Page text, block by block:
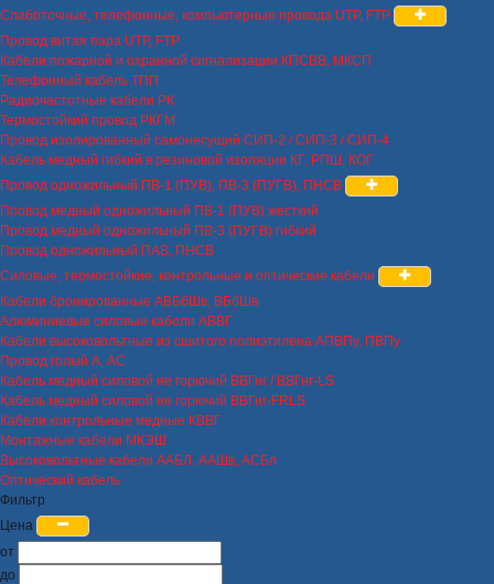
Слаботочные, телефонные, компьютерные провода UTP, FTP
Провод витая пара UTP, FTP
Кабели пожарной и охранной сигнализации КПСВВ, МКСП
Телефонный кабель ТПП
Радиочастотные кабели РК
Термостойкий провод РКГМ
Провод изолированный самонесущий СИП-2 / СИП-3 / СИП-4
Кабель медный гибкий в резиновой изоляции КГ, РПШ, КОГ
Провод одножильный ПВ-1 (ПУВ), ПВ-3 (ПУГВ), ПНСВ
Провод медный одножильный ПВ-1 (ПУВ) жесткий
Провод медный одножильный ПВ-3 (ПУГВ) гибкий
Провод одножильный ПАВ, ПНСВ
Силовые, термостойкие, контрольные и оптические кабели
Кабели бронированные АВБбШв, ВБбШв
Алюминиевые силовые кабели АВВГ
Кабели высоковольтные из сшитого полиэтилена АПВПу, ПВПу
Провод голый А, АС
Кабель медный силовой не горючий ВВГнг / ВВГнг-LS
Кабель медный силовой не горючий ВВГнг-FRLS
Кабели контрольные медные КВВГ
Монтажные кабели МКЭШ
Высоковольтные кабели ААБЛ, ААШв, АСБл
Оптический кабель
Фильтр
Цена
от
до